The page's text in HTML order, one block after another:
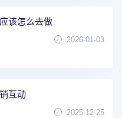
该怎么去做
2026-01-03
互动
2025-12-25